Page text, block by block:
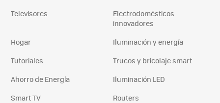
Televisores
Electrodomésticos
innovadores
Hogar
Iluminación y energía
Tutoriales
Trucos y bricolaje smart
Ahorro de Energía
Iluminación LED
Smart TV
Routers